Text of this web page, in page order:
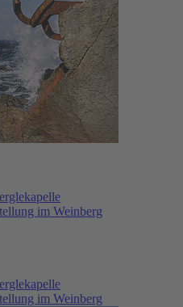
im Weinberg
im Weinberg